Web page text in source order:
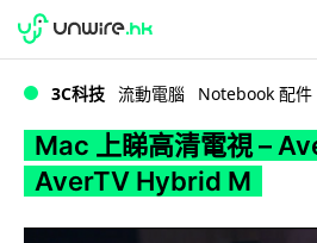
WWDC 2026
3C科技 流動電腦 Notebook 配件
Mac 上睇高清電視 –
AverTV Hybrid M